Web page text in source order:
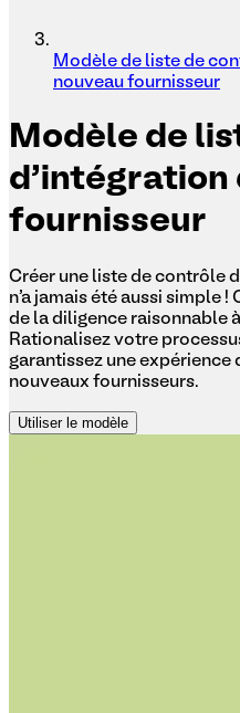
Modèle de liste de
nouveau fournisseur
Modèle de
d'intégration
fournisseur
Créer une liste de contrôle
n'a jamais été aussi simple
de la diligence raisonnable
Rationalisez votre
garantissez une
nouveaux fournisseurs.
Utiliser le modèle